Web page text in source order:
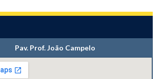
Pav. Prof. João Campelo